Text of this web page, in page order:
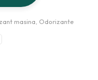
masina Odorizante